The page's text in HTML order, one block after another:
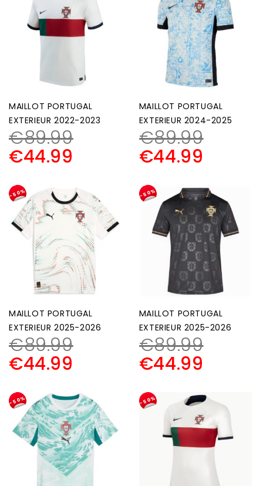
MAILLOT PORTUGAL
EXTERIEUR 2022-2023
€89.99
€44.99
MAILLOT PORTUGAL
EXTERIEUR 2024-2025
€89.99
€44.99
-50%
MAILLOT PORTUGAL
EXTERIEUR 2025-2026
€89.99
€44.99
-50%
MAILLOT PORTUGAL
EXTERIEUR 2025-2026
€89.99
€44.99
-50% -50%